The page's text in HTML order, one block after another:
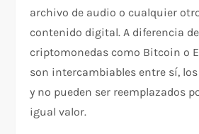
archivo de audio o cualquier
contenido digital. A diferencia
criptomonedas como Bitcoin o
son intercambiables entre sí, los
y no pueden ser reemplazados
igual valor.